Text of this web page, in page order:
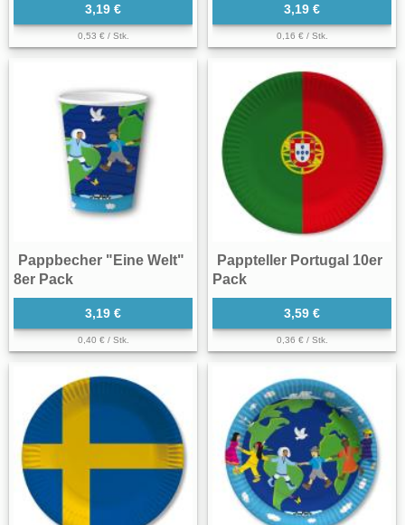
3,19 €
0,53 € / Stk.
3,19 €
0,16 € / Stk.
Pappbecher "Eine Welt"
8er Pack
3,19 €
0,40 € / Stk.
Pappteller Portugal 10er
Pack
3,59 €
0,36 € / Stk.